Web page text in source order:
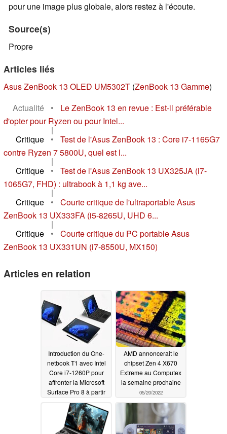
pour une image plus globale, alors restez à l'écoute.
Source(s)
Propre
Articles liés
Asus ZenBook 13 OLED UM5302T (ZenBook 13 Gamme)
Actualité
•
Le ZenBook 13 en revue : Est-il préférable
d'opter pour Ryzen ou pour Intel...
|
Critique
•
Test de l'Asus ZenBook 13 : Core i7-1165G7
contre Ryzen 7 5800U, quel est l...
|
Critique
•
Test de l'Asus ZenBook 13 UX325JA (i7-
1065G7, FHD) : ultrabook à 1,1 kg ave...
|
Critique
•
Courte critique de l'ultraportable Asus
ZenBook 13 UX333FA (i5-8265U, UHD 6...
|
Critique
•
Courte critique du PC portable Asus
ZenBook 13 UX331UN (i7-8550U, MX150)
Articles en relation
Introduction du One-
netbook T1 avec Intel
Core i7-1260P pour
affronter la Microsoft
Surface Pro 8 à partir
de 599 $ US05/21/2022
AMD annoncerait le
chipset Zen 4 X670
Extreme au Computex
la semaine prochaine
05/20/2022